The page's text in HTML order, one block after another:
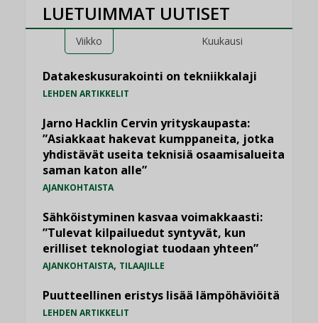
LUETUIMMAT UUTISET
Viikko Kuukausi
Datakeskusurakointi on tekniikkalaji
LEHDEN ARTIKKELIT
Jarno Hacklin Cervin yrityskaupasta:
”Asiakkaat hakevat kumppaneita, jotka
yhdistävät useita teknisiä osaamisalueita
saman katon alle”
AJANKOHTAISTA
Sähköistyminen kasvaa voimakkaasti:
”Tulevat kilpailuedut syntyvät, kun
erilliset teknologiat tuodaan yhteen”
AJANKOHTAISTA, TILAAJILLE
Puutteellinen eristys lisää lämpöhäviöitä
LEHDEN ARTIKKELIT